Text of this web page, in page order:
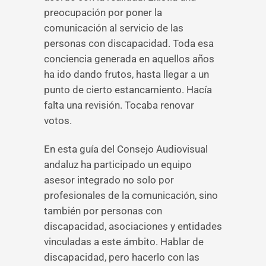
preocupación por poner la
comunicación al servicio de las
personas con discapacidad. Toda esa
conciencia generada en aquellos años
ha ido dando frutos, hasta llegar a un
punto de cierto estancamiento. Hacía
falta una revisión. Tocaba renovar
votos.
En esta guía del Consejo Audiovisual
andaluz ha participado un equipo
asesor integrado no solo por
profesionales de la comunicación, sino
también por personas con
discapacidad, asociaciones y entidades
vinculadas a este ámbito. Hablar de
discapacidad, pero hacerlo con las